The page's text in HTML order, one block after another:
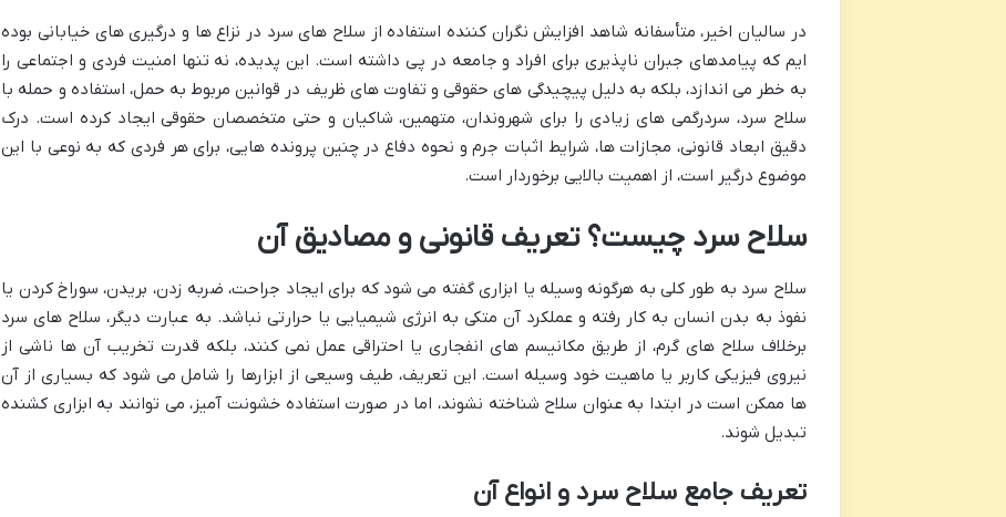
در سالیان اخیر، متأسفانه شاهد افزایش نگران کننده استفاده از سلاح های سرد در نزاع ها و درگیری های خیابانی بوده
ایم که پیامدهای جبران ناپذیری برای افراد و جامعه در پی داشته است. این پدیده، نه تنها امنیت فردی و اجتماعی را
به خطر می اندازد، بلکه به دلیل پیچیدگی های حقوقی و تفاوت های ظریف در قوانین مربوط به حمل، استفاده و حمله با
سلاح سرد، سردرگمی های زیادی را برای شهروندان، متهمین، شاکیان و حتی متخصصان حقوقی ایجاد کرده است. درک
دقیق ابعاد قانونی، مجازات ها، شرایط اثبات جرم و نحوه دفاع در چنین پرونده هایی، برای هر فردی که به نوعی با این
موضوع درگیر است، از اهمیت بالایی برخوردار است.
سلاح سرد چیست؟ تعریف قانونی و مصادیق آن
سلاح سرد به طور کلی به هرگونه وسیله یا ابزاری گفته می شود که برای ایجاد جراحت، ضربه زدن، بریدن، سوراخ کردن یا
نفوذ به بدن انسان به کار رفته و عملکرد آن متکی به انرژی شیمیایی یا حرارتی نباشد. به عبارت دیگر، سلاح های سرد
برخلاف سلاح های گرم، از طریق مکانیسم های انفجاری یا احتراقی عمل نمی کنند، بلکه قدرت تخریب آن ها ناشی از
نیروی فیزیکی کاربر یا ماهیت خود وسیله است. این تعریف، طیف وسیعی از ابزارها را شامل می شود که بسیاری از آن
ها ممکن است در ابتدا به عنوان سلاح شناخته نشوند، اما در صورت استفاده خشونت آمیز، می توانند به ابزاری کشنده
تبدیل شوند.
تعریف جامع سلاح سرد و انواع آن